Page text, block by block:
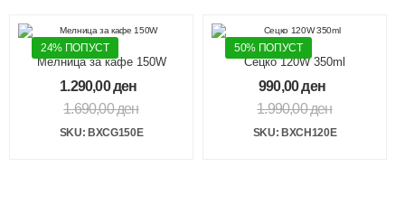
24% ПОПУСТ
Мелница за кафе 150W
1.290,00ден
1.690,00ден
SKU: BXCG150E
50% ПОПУСТ
Сецко 120W 350ml
990,00ден
1.990,00ден
SKU: BXCH120E